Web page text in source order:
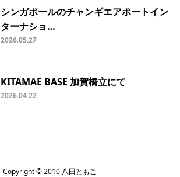
シンガポールのチャンギエアポートイン
ターナショ…
2026.05.27
KITAMAE BASE 加賀橋立にて
2026.04.22
Copyright © 2010 八田ともこ